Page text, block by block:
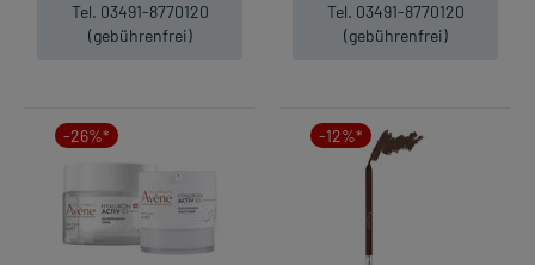
Tel. 03491-8770120
(gebührenfrei)
Tel. 03491-8770120
(gebührenfrei)
-26%* -12%*